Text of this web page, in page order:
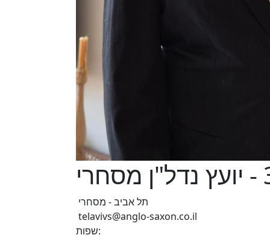
תל אביב - מסחרי
telavivs@anglo-saxon.co.il
שפות: